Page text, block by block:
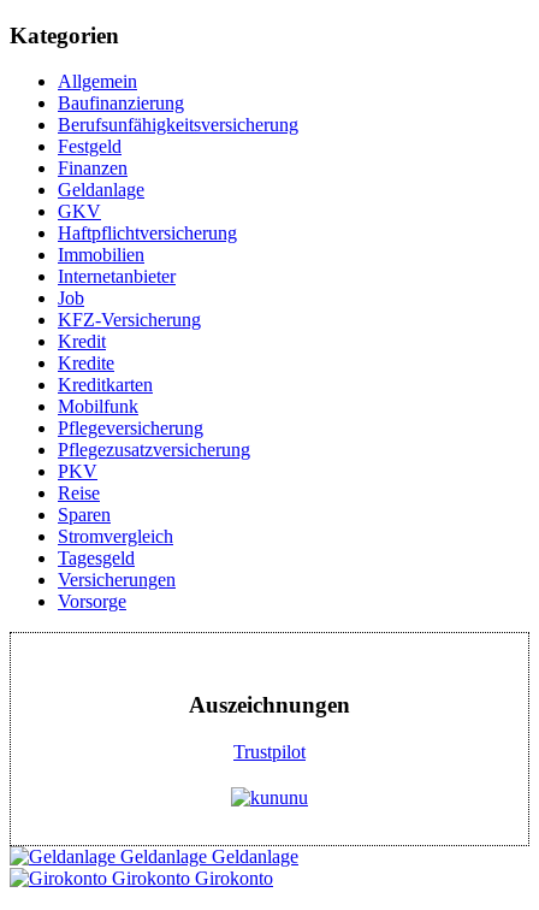
Kategorien
Allgemein
Baufinanzierung
Berufsunfähigkeitsversicherung
Festgeld
Finanzen
Geldanlage
GKV
Haftpflichtversicherung
Immobilien
Internetanbieter
Job
KFZ-Versicherung
Kredit
Kredite
Kreditkarten
Mobilfunk
Pflegeversicherung
Pflegezusatzversicherung
PKV
Reise
Sparen
Stromvergleich
Tagesgeld
Versicherungen
Vorsorge
Auszeichnungen
Trustpilot
Geldanlage Geldanlage
Girokonto Girokonto